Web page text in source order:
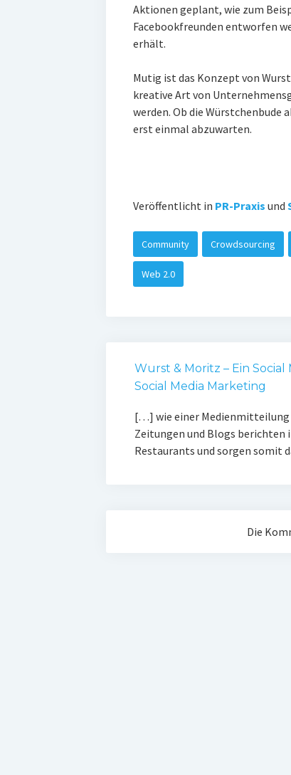
Aktionen geplant, wie zum
Facebookfreunden entworfen
erhält.
Mutig ist das Konzept von
kreative Art von
werden. Ob die
erst einmal abzuwarten.
Veröffentlicht in PR-Praxis und
Community Crowdsourcing
Web 2.0
Wurst & Moritz – Ein
Social Media Marketing
[…] wie einer Medienmitteilung
Zeitungen und Blogs berichten
Restaurants und sorgen somit
Die